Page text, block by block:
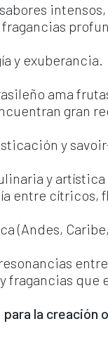
y exuberancia.
ama
gran
y
y
entre cítricos,
(Andes,
fragancias que
la creación